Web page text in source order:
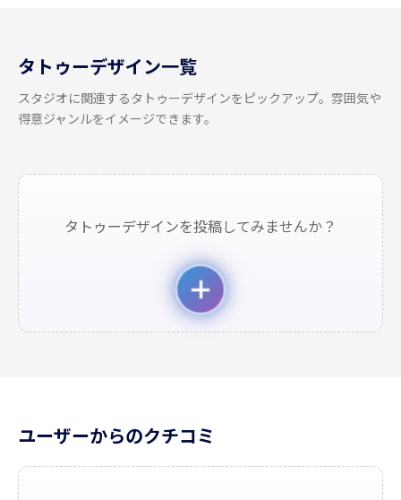
タトゥーデザイン一覧
スタジオに関連するタトゥーデザインをピックアップ。雰囲気や
得意ジャンルをイメージできます。
タトゥーデザインを投稿してみませんか？
ユーザーからのクチコミ